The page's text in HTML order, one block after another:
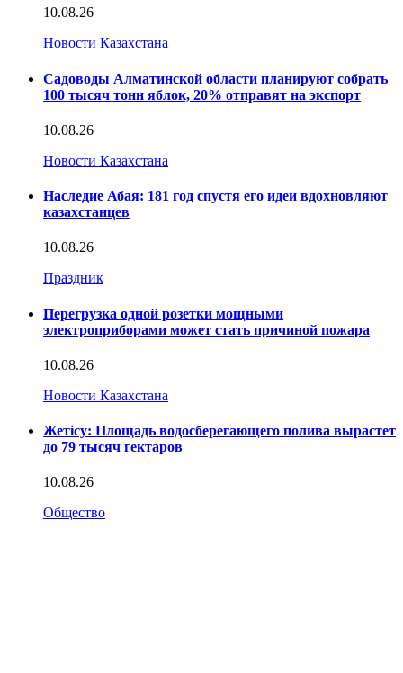
10.08.26
Новости Казахстана
Садоводы Алматинской области планируют собрать
100 тысяч тонн яблок, 20% отправят на экспорт
10.08.26
Новости Казахстана
Наследие Абая: 181 год спустя его идеи вдохновляют
казахстанцев
10.08.26
Праздник
Перегрузка одной розетки мощными
электроприборами может стать причиной пожара
10.08.26
Новости Казахстана
Жетісу: Площадь водосберегающего полива вырастет
до 79 тысяч гектаров
10.08.26
Общество